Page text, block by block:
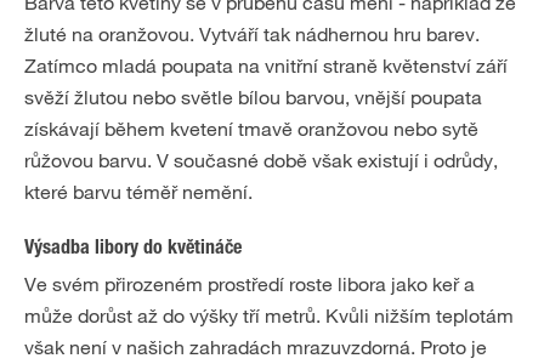
žluté na oranžovou. Vytváří tak nádhernou hru barev.
Zatímco mladá poupata na vnitřní straně květenství září
svěží žlutou nebo světle bílou barvou, vnější poupata
získávají během kvetení tmavě oranžovou nebo sytě
růžovou barvu. V současné době však existují i odrůdy,
které barvu téměř nemění.
Výsadba libory do květináče
Ve svém přirozeném prostředí roste libora jako keř a
může dorůst až do výšky tří metrů. Kvůli nižším teplotám
však není v našich zahradách mrazuvzdorná. Proto je